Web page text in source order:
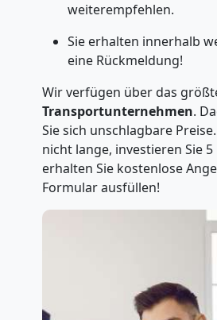
weiterempfehlen.
Sie erhalten innerhalb
eine Rückmeldung!
Wir verfügen über das
Transportunternehmen.
Sie sich unschlagbare
nicht lange, investieren Sie
erhalten Sie kostenlose
Formular ausfüllen!